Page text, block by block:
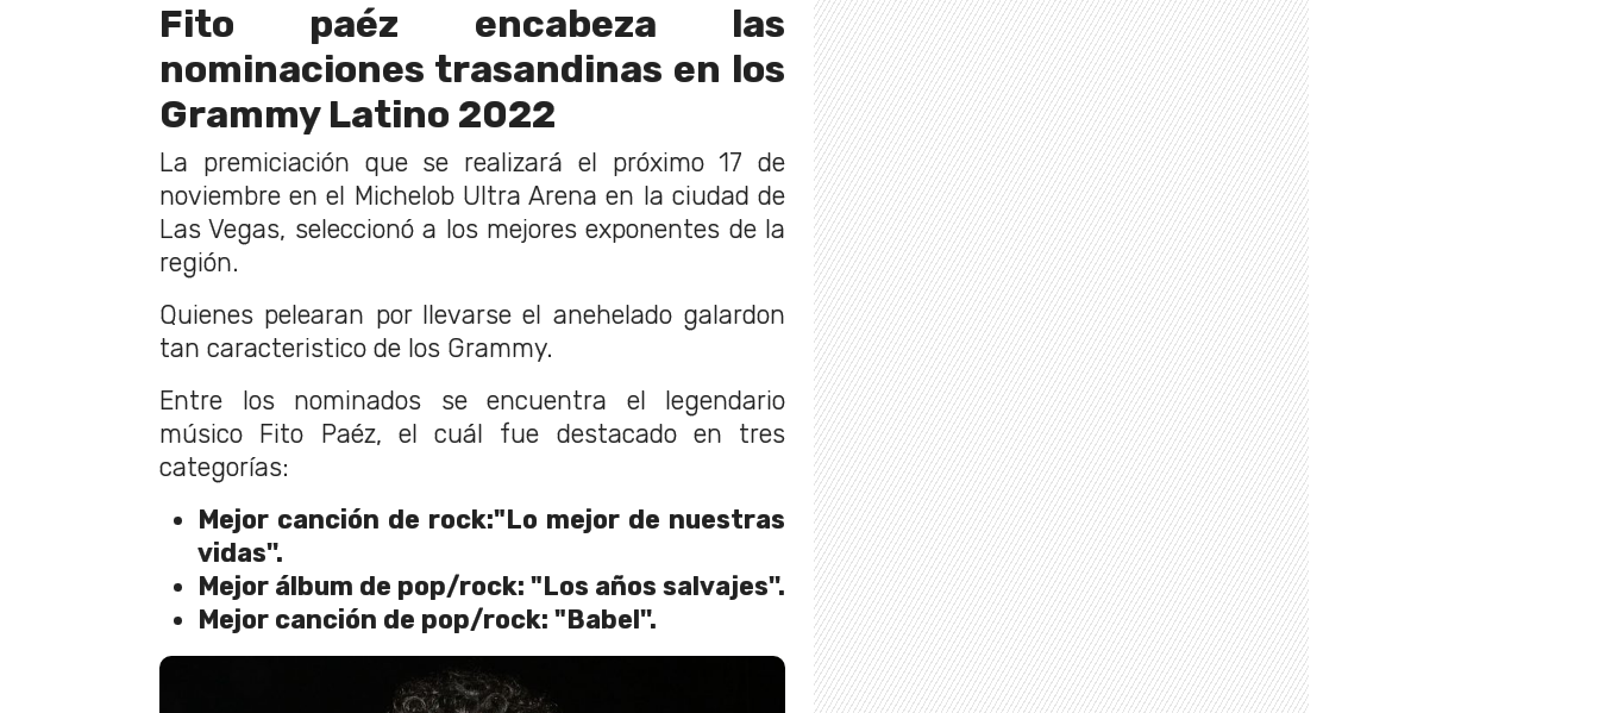
Fito paéz encabeza las
nominaciones trasandinas en los
Grammy Latino 2022
La premiciación que se realizará el próximo 17 de
noviembre en el Michelob Ultra Arena en la ciudad de
Las Vegas, seleccionó a los mejores exponentes de la
región.
Quienes pelearan por llevarse el anehelado galardon
tan caracteristico de los Grammy.
Entre los nominados se encuentra el legendario
músico Fito Paéz, el cuál fue destacado en tres
categorías:
Mejor canción de rock:"Lo mejor de nuestras
vidas''.
Mejor álbum de pop/rock: "Los años salvajes''.
Mejor canción de pop/rock: "Babel''.